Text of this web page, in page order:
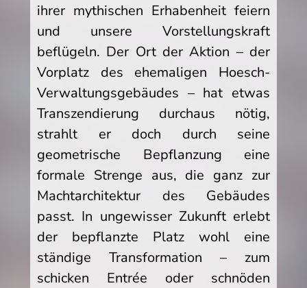
ihrer mythischen Erhabenheit feiern
und unsere Vorstellungskraft
beflügeln. Der Ort der Aktion – der
Vorplatz des ehemaligen Hoesch-
Verwaltungsgebäudes – hat etwas
Transzendierung durchaus nötig,
strahlt er doch durch seine
geometrische Bepflanzung eine
formale Strenge aus, die ganz zur
Machtarchitektur des Gebäudes
passt. In ungewisser Zukunft erlebt
der bepflanzte Platz wohl eine
ständige Transformation – zum
schicken Entrée oder schnöden